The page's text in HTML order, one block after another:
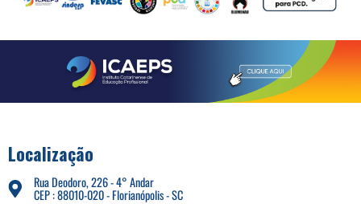
Localização
Rua Deodoro, 226 - 4° Andar
CEP : 88010-020 - Florianópolis - SC